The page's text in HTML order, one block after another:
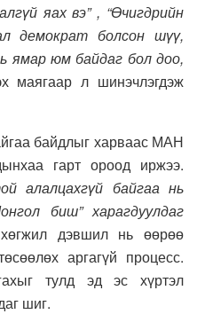
яах вэ” , “Өчигдрийн
демократ болсон шүү,
ямар юм байдаг бол доо,
маягаар л шинэчлэгдэж
байдлыг харваас МАН
гарт ороод иржээ.
алалцахгүй байгаа нь
биш” харагдуулдаг
дэвшил нь өөрөө
аргагүй процесс.
тулд эд эс хүртэл
шиг.